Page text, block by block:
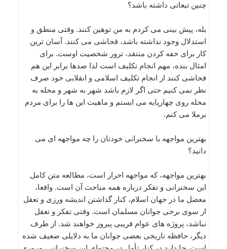
چنین تبعاتی داشته باشد؟
بله، پیش بینی می کردم به من توهین کنند. وقتی منطق و
استدلال وجود نداشته باشد، فحاشی می کنند. آسان ترین
کار برای خفه کردن منتقد، ترور شخصیت اوست. برای
امثال بنده، مهم انجام تکلیف است لذا صدها برابر این هم
فحاشی کنند از انجام تکلیف اسلامی و انقلابی خود صرف
نظر نمی کنیم حتی اگر لازم باشد شهر به شهر و محله به
محله روی چهارپایه می ایستم و ماهیت این ها را برای مردم
برملا می کنم.
بهترین مواجهه با سخنرانی خودتان را چه مواجهه ای می
دانید؟
بهترین مواجهه، که مواجهه احرار است، مطالعه متن کامل
این سخنرانی و تفکر درباره همه مباحث آن است. واقعا،
معضل ما در جهان اسلام، کنار گذاشتن اندیشه ورزی و تعقل
از سوی برخی جوانان مسلمان است. وقتی تفکر و تعقل
نباشد، پروژه های عوام فریبی پیروز خواهند شد. از طرف
دیگر، حافظه تاریخی بعضی جوانان ما به دلایلی ضعیف شده